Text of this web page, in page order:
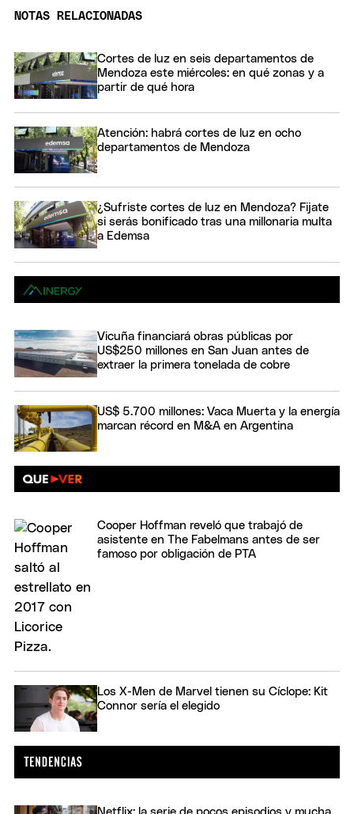
NOTAS RELACIONADAS
Cortes de luz en seis departamentos de
Mendoza este miércoles: en qué zonas y a
partir de qué hora
Atención: habrá cortes de luz en ocho
departamentos de Mendoza
¿Sufriste cortes de luz en Mendoza? Fijate
si serás bonificado tras una millonaria multa
a Edemsa
Vicuña financiará obras públicas por
US$250 millones en San Juan antes de
extraer la primera tonelada de cobre
US$ 5.700 millones: Vaca Muerta y la energía
marcan récord en M&A en Argentina
Cooper Hoffman reveló que trabajó de
asistente en The Fabelmans antes de ser
famoso por obligación de PTA
Los X-Men de Marvel tienen su Cíclope: Kit
Connor sería el elegido